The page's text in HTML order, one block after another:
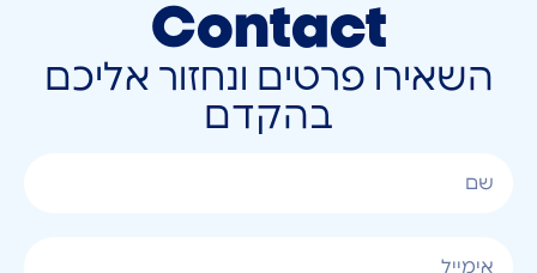
Contact
השאירו פרטים ונחזור אליכם
בהקדם